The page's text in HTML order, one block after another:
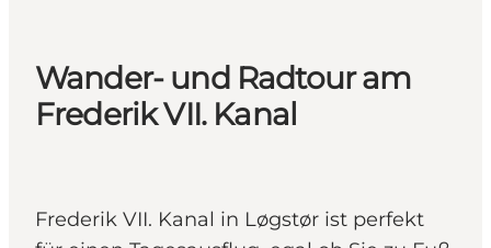
Wander- und Radtour am
Frederik VII. Kanal
Frederik VII. Kanal in Løgstør ist perfekt